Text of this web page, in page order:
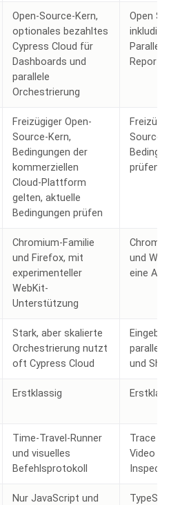
Open-Source-Kern,
optionales bezahltes
Cypress Cloud für
Dashboards und
parallele
Orchestrierung
Open
Freizügiger Open-
Source-Kern,
Bedingungen der
kommerziellen
Cloud-Plattform
gelten, aktuelle
Bedingungen prüfen
Source,
prüfen
Chromium-Familie
und Firefox, mit
experimenteller
WebKit-
Unterstützung
und
eine API
Stark, aber skalierte
Orchestrierung nutzt
oft Cypress Cloud
parallele
und
Erstklassig
Time-Travel-Runner
und visuelles
Befehlsprotokoll
Trace
Video
Nur JavaScript und